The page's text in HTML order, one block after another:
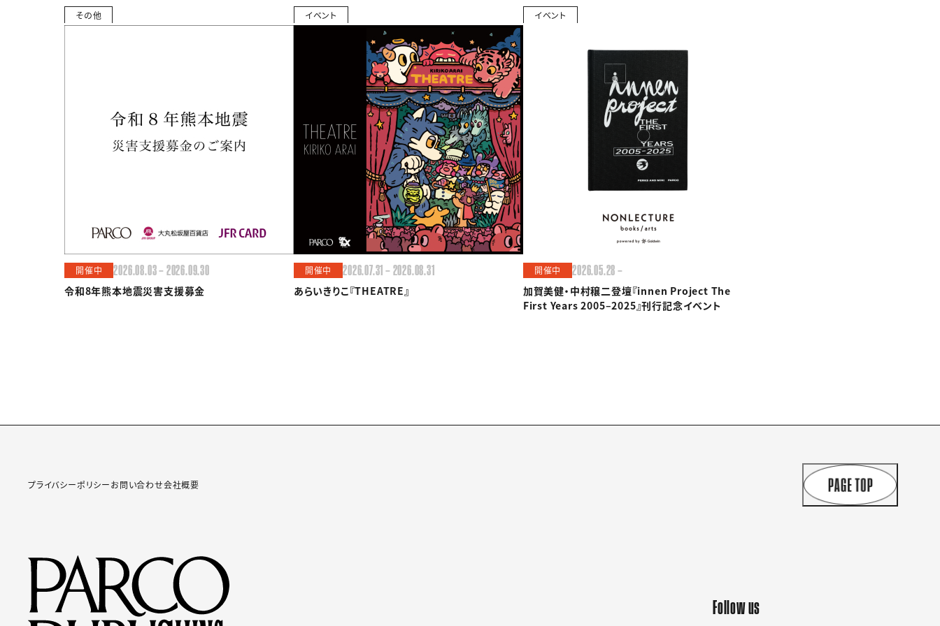
その他
開催中 2026.08.03 — 2026.09.30
令和8年熊本地震災害支援募金
イベント
開催中 2026.07.31 — 2026.08.31
あらいきりこ『THEATRE』
イベント
開催中 2026.05.28 —
加賀美健・中村穣二登壇『innen Project The
First Years 2005–2025』刊行記念イベント
プライバシーポリシーお問い合わせ会社概要
Follow us